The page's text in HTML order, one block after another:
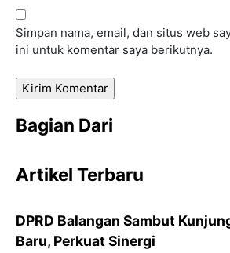
Simpan nama, email, dan situs web
ini untuk komentar saya berikutnya.
Bagian Dari
Artikel Terbaru
DPRD Balangan Sambut
Baru, Perkuat Sinergi